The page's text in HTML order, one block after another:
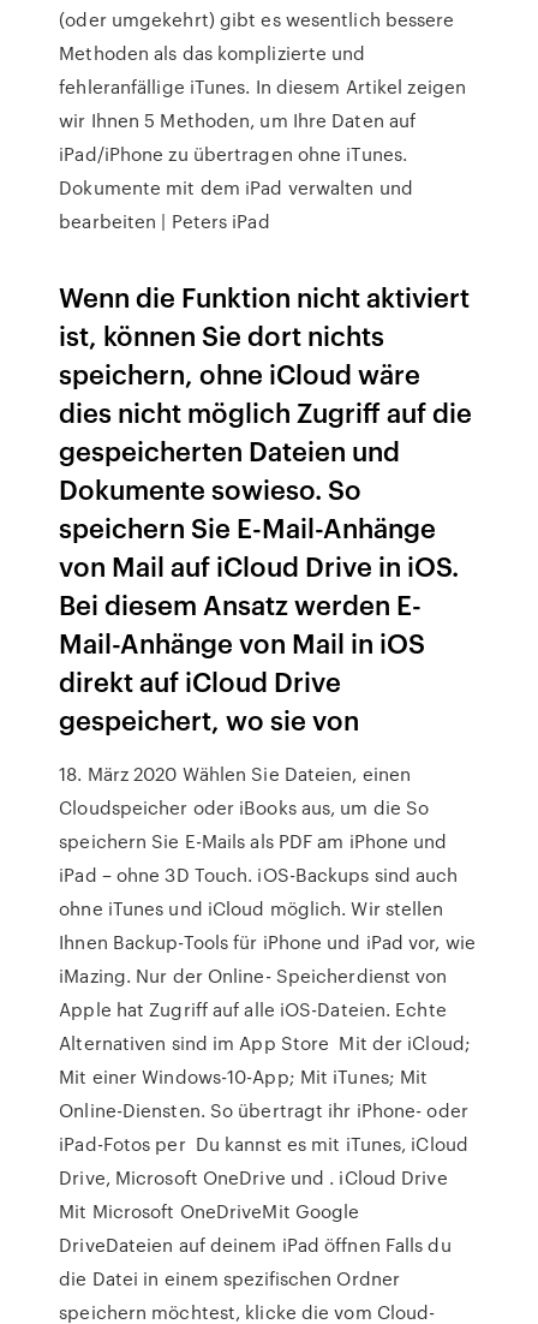
(oder umgekehrt) gibt es wesentlich bessere
Methoden als das komplizierte und
fehleranfällige iTunes. In diesem Artikel zeigen
wir Ihnen 5 Methoden, um Ihre Daten auf
iPad/iPhone zu übertragen ohne iTunes.
Dokumente mit dem iPad verwalten und
bearbeiten | Peters iPad
Wenn die Funktion nicht aktiviert
ist, können Sie dort nichts
speichern, ohne iCloud wäre
dies nicht möglich Zugriff auf die
gespeicherten Dateien und
Dokumente sowieso. So
speichern Sie E-Mail-Anhänge
von Mail auf iCloud Drive in iOS.
Bei diesem Ansatz werden E-
Mail-Anhänge von Mail in iOS
direkt auf iCloud Drive
gespeichert, wo sie von
18. März 2020 Wählen Sie Dateien, einen
Cloudspeicher oder iBooks aus, um die So
speichern Sie E-Mails als PDF am iPhone und
iPad – ohne 3D Touch. iOS-Backups sind auch
ohne iTunes und iCloud möglich. Wir stellen
Ihnen Backup-Tools für iPhone und iPad vor, wie
iMazing. Nur der Online- Speicherdienst von
Apple hat Zugriff auf alle iOS-Dateien. Echte
Alternativen sind im App Store Mit der iCloud;
Mit einer Windows-10-App; Mit iTunes; Mit
Online-Diensten. So übertragt ihr iPhone- oder
iPad-Fotos per Du kannst es mit iTunes, iCloud
Drive, Microsoft OneDrive und . iCloud Drive
Mit Microsoft OneDriveMit Google
DriveDateien auf deinem iPad öffnen Falls du
die Datei in einem spezifischen Ordner
speichern möchtest, klicke die vom Cloud-